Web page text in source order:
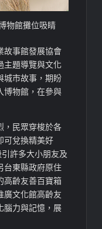
物館攤位吸睛
故事館發展協會
主題導覽與文化
城市故事，期盼
博物館，在參與
，民眾穿梭於各
可兌換精美好
許多大小朋友及
台東縣政府原住
高齡友善百寶箱
廣文化館高齡友
腦力與記憶，展